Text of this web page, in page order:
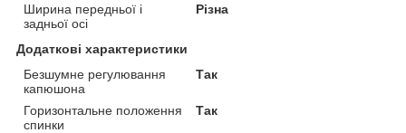
Ширина передньої і
задньої осі
Різна
Додаткові характеристики
Безшумне регулювання
капюшона
Так
Горизонтальне положення
спинки
Так